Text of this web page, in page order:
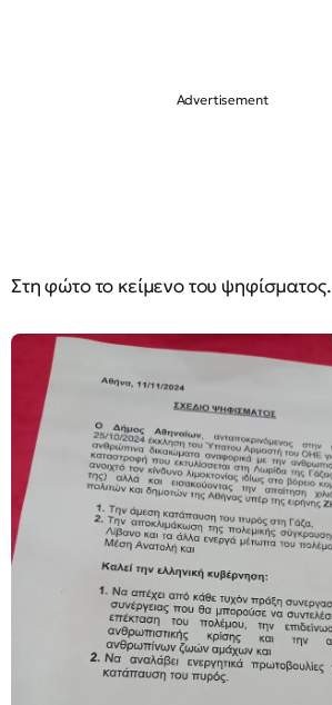
Στη φώτο το κείμενο του ψηφίσματος.